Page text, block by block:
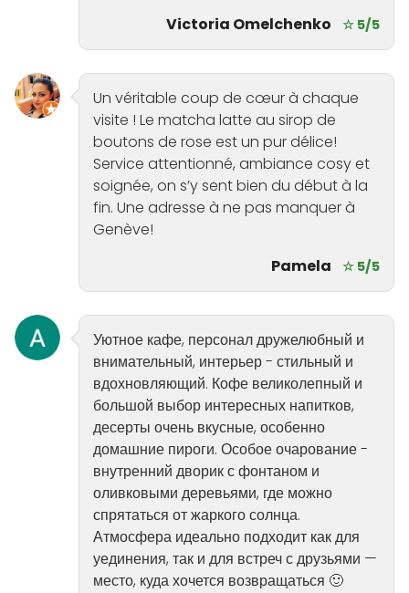
Victoria Omelchenko
☆ 5/5
Un véritable coup de cœur à chaque
visite ! Le matcha latte au sirop de
boutons de rose est un pur délice!
Service attentionné, ambiance cosy et
soignée, on s’y sent bien du début à la
fin. Une adresse à ne pas manquer à
Genève!
Pamela
☆ 5/5
Уютное кафе, персонал дружелюбный и
внимательный, интерьер - стильный и
вдохновляющий. Кофе великолепный и
большой выбор интересных напитков,
десерты очень вкусные, особенно
домашние пироги. Особое очарование -
внутренний дворик с фонтаном и
оливковыми деревьями, где можно
спрятаться от жаркого солнца.
Атмосфера идеально подходит как для
уединения, так и для встреч с друзьями —
место, куда хочется возвращаться 🙂